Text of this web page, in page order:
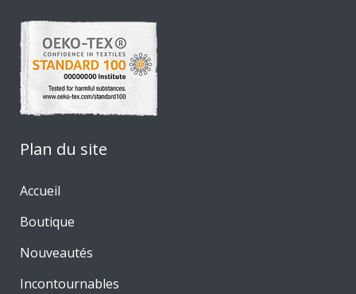
Plan du site
Accueil
Boutique
Nouveautés
Incontournables